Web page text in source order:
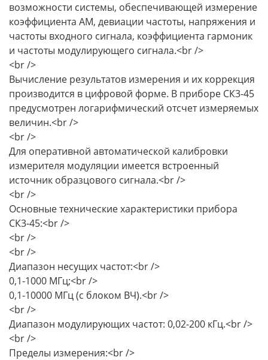
возможности системы, обеспечивающей измерение
коэффициента AM, девиации частоты, напряжения и
частоты входного сигнала, коэффициента гармоник
и частоты модулирующего сигнала.<br />
<br />
Вычисление результатов измерения и их коррекция
производится в цифровой форме. В приборе СК3-45
предусмотрен логарифмический отсчет измеряемых
величин.<br />
<br />
Для оперативной автоматической калибровки
измерителя модуляции имеется встроенный
источник образцового сигнала.<br />
<br />
Основные технические характеристики прибора
СК3-45:<br />
<br />
<br />
Диапазон несущих частот:<br />
0,1-1000 МГц;<br />
0,1-10000 МГц (с блоком ВЧ).<br />
<br />
Диапазон модулирующих частот: 0,02-200 кГц.<br />
<br />
Пределы измерения:<br />